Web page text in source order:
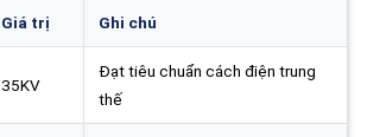
Giá trị Ghi chú
35KV
Đạt tiêu chuẩn cách điện trung
thế